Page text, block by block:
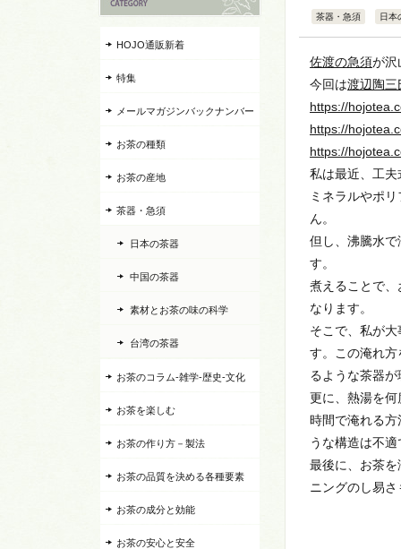
茶器・急須 日本
佐渡の急須が沢
今回は渡辺陶三
https://
https://
https://
私は最近、工
ミネラルやポ
ん。
但し、沸騰水
す。
煮えることで
なります。
そこで、私が
す。この淹れ
るような茶器
更に、熱湯を
時間で淹れる
うな構造は不適
最後に、お茶
ニングのし易
HOJO通販新着
特集
メールマガジンバックナンバー
お茶の種類
お茶の産地
茶器・急須
日本の茶器
中国の茶器
素材とお茶の味の科学
台湾の茶器
お茶のコラム-雑学-歴史-文化
お茶を楽しむ
お茶の作り方－製法
お茶の品質を決める各種要素
お茶の成分と効能
お茶の安心と安全